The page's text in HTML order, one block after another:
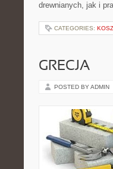
drewnianych, jak i
CATEGORIES:
GRECJA
POSTED BY ADMIN